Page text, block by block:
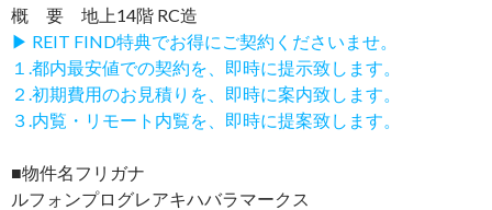
概 要 地上14階 RC造
▶ REIT FIND特典でお得にご契約くださいませ。
１.都内最安値での契約を、即時に提示致します。
２.初期費用のお見積りを、即時に案内致します。
３.内覧・リモート内覧を、即時に提案致します。
■物件名フリガナ
ルフォンプログレアキハバラマークス